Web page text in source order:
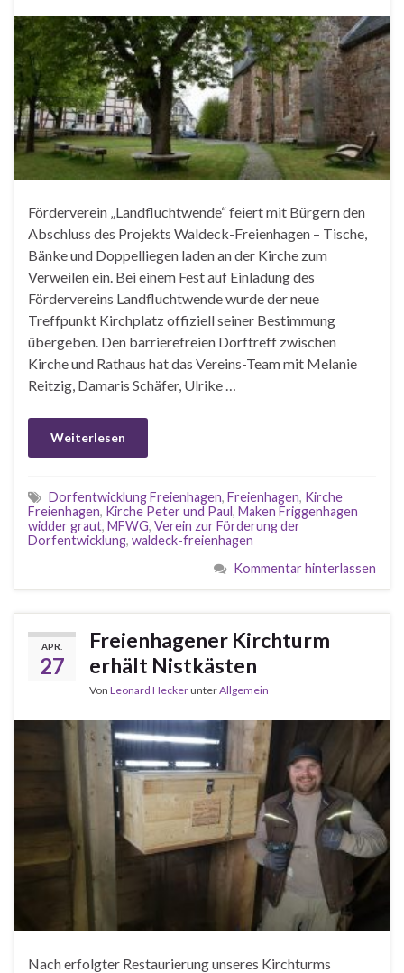
Förderverein „Landfluchtwende“ feiert mit Bürgern den
Abschluss des Projekts Waldeck-Freienhagen – Tische,
Bänke und Doppelliegen laden an der Kirche zum
Verweilen ein. Bei einem Fest auf Einladung des
Fördervereins Landfluchtwende wurde der neue
Treffpunkt Kirchplatz offiziell seiner Bestimmung
übergeben. Den barrierefreien Dorftreff zwischen
Kirche und Rathaus hat das Vereins-Team mit Melanie
Reitzig, Damaris Schäfer, Ulrike …
Weiterlesen
Dorfentwicklung Freienhagen, Freienhagen, Kirche
Freienhagen, Kirche Peter und Paul, Maken Friggenhagen
widder graut, MFWG, Verein zur Förderung der
Dorfentwicklung, waldeck-freienhagen
Kommentar hinterlassen
APR.
27
Freienhagener Kirchturm
erhält Nistkästen
Von Leonard HeckerunterAllgemein
Nach erfolgter Restaurierung unseres Kirchturms